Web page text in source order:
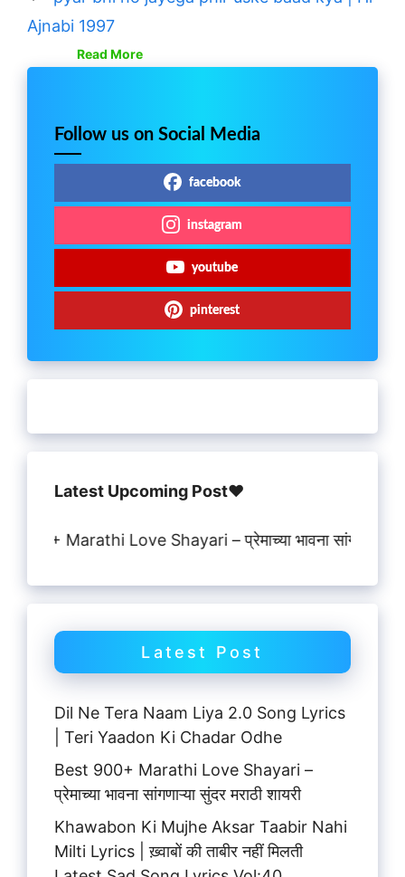
Ajnabi 1997
Read More
Follow us on Social Media
facebook
instagram
youtube
pinterest
Latest Upcoming Post♥️
Marathi Love Shayari – प्रेमाच्या भावना सांगणाऱ्या सुंदर
Latest Post
Dil Ne Tera Naam Liya 2.0 Song Lyrics
| Teri Yaadon Ki Chadar Odhe
Best 900+ Marathi Love Shayari –
प्रेमाच्या भावना सांगणाऱ्या सुंदर मराठी शायरी
Khawabon Ki Mujhe Aksar Taabir Nahi
Milti Lyrics | ख़्वाबों की ताबीर नहीं मिलती